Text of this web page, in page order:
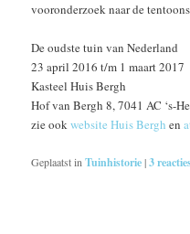
vooronderzoek naar de
De oudste tuin van Nederland
23 april 2016 t/m 1 maart 2017
Kasteel Huis Bergh
Hof van Bergh 8, 7041 AC ‘s-
zie ookwebsite Huis Bergh en
Geplaatst inTuinhistorie|3